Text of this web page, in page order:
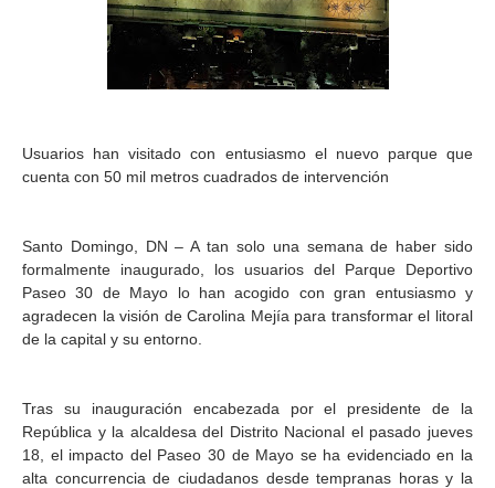
Usuarios han visitado con entusiasmo el nuevo parque que
cuenta con 50 mil metros cuadrados de intervención
Santo Domingo, DN – A tan solo una semana de haber sido
formalmente inaugurado, los usuarios del Parque Deportivo
Paseo 30 de Mayo lo han acogido con gran entusiasmo y
agradecen la visión de Carolina Mejía para transformar el litoral
de la capital y su entorno.
Tras su inauguración encabezada por el presidente de la
República y la alcaldesa del Distrito Nacional el pasado jueves
18, el impacto del Paseo 30 de Mayo se ha evidenciado en la
alta concurrencia de ciudadanos desde tempranas horas y la